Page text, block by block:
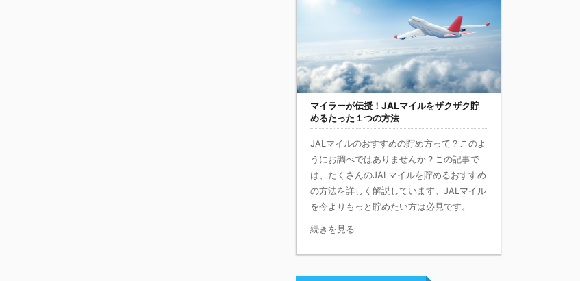
マイラーが伝授！JALマイルをザクザク貯
めるたった１つの方法
JALマイルのおすすめの貯め方って？このよ
うにお調べではありませんか？この記事で
は、たくさんのJALマイルを貯めるおすすめ
の方法を詳しく解説しています。JALマイル
を今よりもっと貯めたい方は必見です。
続きを見る